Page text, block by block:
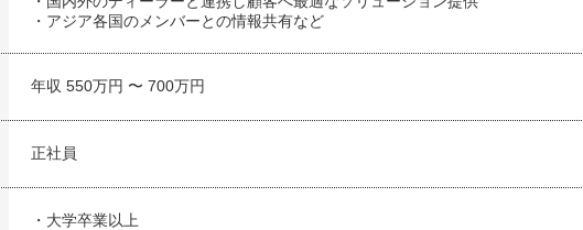
・アジア各国のメンバーとの情報共有など
年収 550万円 〜 700万円
正社員
・大学卒業以上